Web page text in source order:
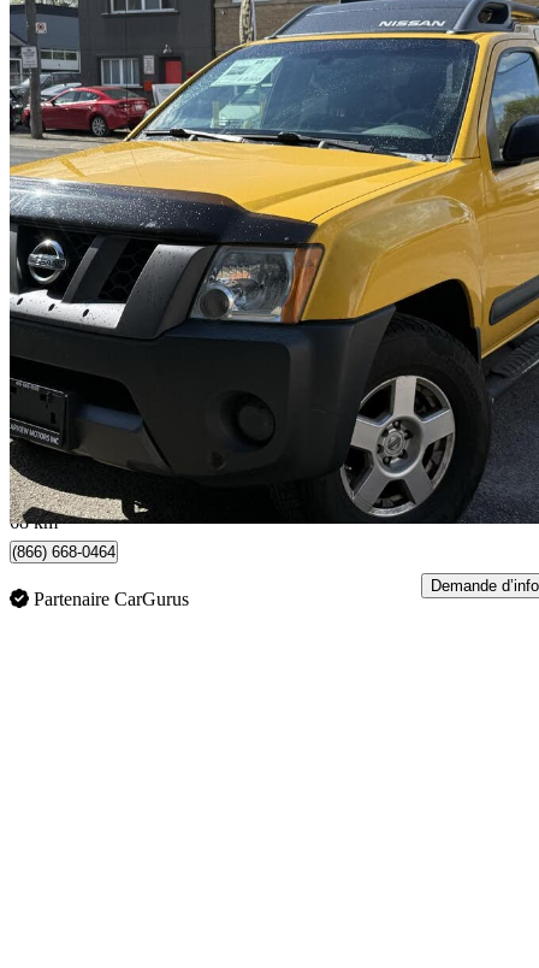
2006 Nissan Xterra
SE 4WD208 243 km
4 888 $ Aucune
86 $/mois env.
North York, ON
68 km
(866) 668-0464
Partenaire CarGurus
Demande d’info